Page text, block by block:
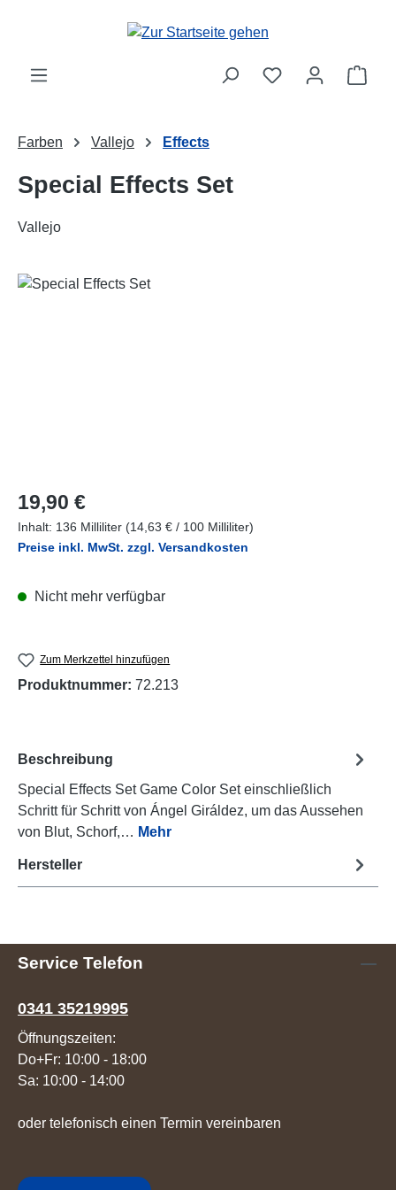
Zum Hauptinhalt springen
Farben Vallejo Effects
Special Effects Set
Vallejo
Bildergalerie überspringen
Regulärer Preis:
19,90 €
Inhalt: 136 Milliliter (14,63 € / 100 Milliliter)
Preise inkl. MwSt. zzgl. Versandkosten
Nicht mehr verfügbar
Zum Merkzettel hinzufügen
Produktnummer: 72.213
Beschreibung
Special Effects Set Game Color Set einschließlich
Schritt für Schritt von Ángel Giráldez, um das Aussehen
von Blut, Schorf,… Mehr
Hersteller
Service Telefon
0341 35219995
Öffnungszeiten:
Do+Fr: 10:00 - 18:00
Sa: 10:00 - 14:00
oder telefonisch einen Termin vereinbaren